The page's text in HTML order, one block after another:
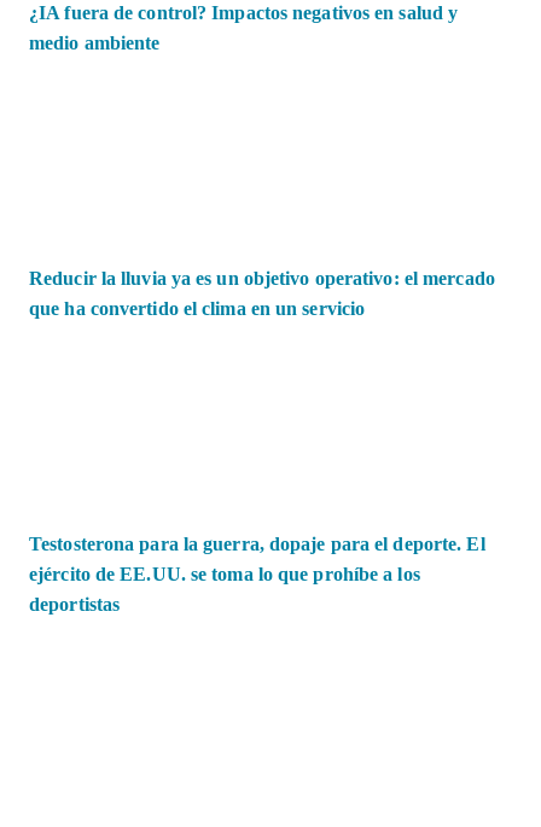
¿IA fuera de control? Impactos negativos en salud y
medio ambiente
Reducir la lluvia ya es un objetivo operativo: el mercado
que ha convertido el clima en un servicio
Testosterona para la guerra, dopaje para el deporte. El
ejército de EE.UU. se toma lo que prohíbe a los
deportistas